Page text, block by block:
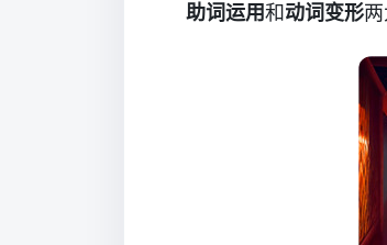
助词运用和动词变形两